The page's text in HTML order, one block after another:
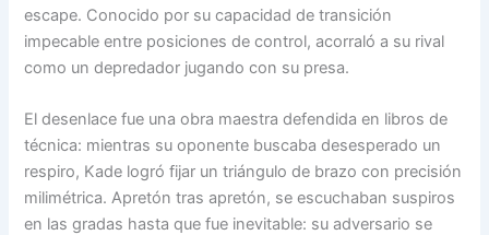
escape. Conocido por su capacidad de transición
impecable entre posiciones de control, acorraló a su rival
como un depredador jugando con su presa.
El desenlace fue una obra maestra defendida en libros de
técnica: mientras su oponente buscaba desesperado un
respiro, Kade logró fijar un triángulo de brazo con precisión
milimétrica. Apretón tras apretón, se escuchaban suspiros
en las gradas hasta que fue inevitable: su adversario se